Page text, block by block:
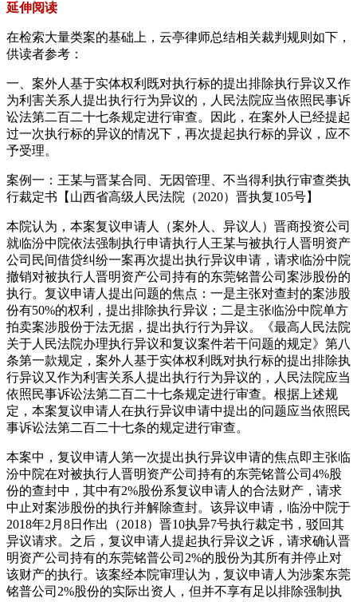
延伸阅读
在检索大量类案的基础上，云亭律师总结相关裁判规则如下，
供读者参考：
一、案外人基于实体权利既对执行标的提出排除执行异议又作
为利害关系人提出执行行为异议的，人民法院应当依照民事诉
讼法第二百二十七条规定进行审查。因此，在案外人已经提起
过一次执行标的异议的情况下，再次提起执行标的异议，应不
予受理。
案例一：王某与晋某合同、无因管理、不当得利执行审查类执
行裁定书【山西省高级人民法院（2020）晋执复105号】
本院认为，本案复议申请人（案外人、异议人）晋商投资公司
就临汾中院依法强制执行申请执行人王某与被执行人晋明资产
公司民间借贷纠纷一案再次提出执行异议申请，请求临汾中院
撤销对被执行人晋明资产公司持有的东莞铭普公司案涉股份的
执行。复议申请人提出问题的焦点：一是主张对查封的案涉股
份有50%的权利，提出排除执行异议；二是主张临汾中院单方
拍卖案涉股份于法无据，提出执行行为异议。《最高人民法院
关于人民法院办理执行异议和复议案件若干问题的规定》第八
条第一款规定，案外人基于实体权利既对执行标的提出排除执
行异议又作为利害关系人提出执行行为异议的，人民法院应当
依照民事诉讼法第二百二十七条规定进行审查。根据上述规
定，本案复议申请人在执行异议申请中提出的问题应当依照民
事诉讼法第二百二十七条的规定进行审查。
本案中，复议申请人第一次提出执行异议申请的焦点即主张临
汾中院在对被执行人晋明资产公司持有的东莞铭普公司4%股
份的查封中，其中有2%股份系复议申请人的合法财产，请求
中止对案涉股份的执行并解除查封。该异议申请，临汾中院于
2018年2月8日作出（2018）晋10执异7号执行裁定书，驳回其
异议请求。之后，复议申请人提起执行异议之诉，请求确认晋
明资产公司持有的东莞铭普公司2%的股份为其所有并停止对
该财产的执行。该案经本院审理认为，复议申请人为涉案东莞
铭普公司2%股份的实际出资人，但并不享有足以排除强制执